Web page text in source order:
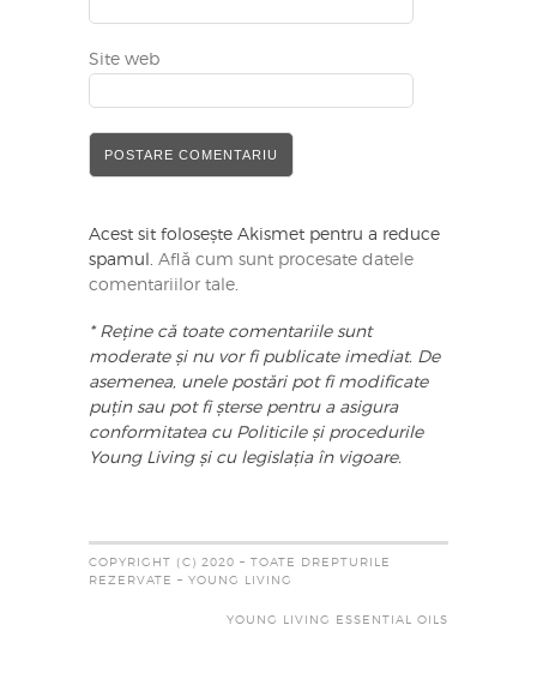
Site web
Acest sit folosește Akismet pentru a reduce
spamul. Află cum sunt procesate datele
comentariilor tale
* Reține că toate comentariile sunt
moderate și nu vor fi publicate imediat. De
asemenea, unele postări pot fi modificate
puțin sau pot fi șterse pentru a asigura
conformitatea cu Politicile și procedurile
Young Living și cu legislația în vigoare.
COPYRIGHT (C) 2020 – TOATE DREPTURILE
REZERVATE – YOUNG LIVING
YOUNG LIVING ESSENTIAL OILS